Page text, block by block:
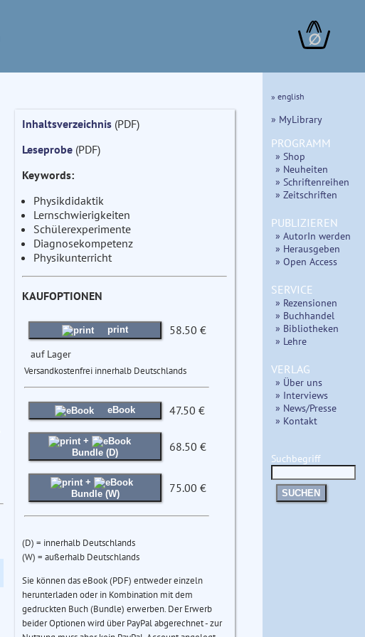
∅
Inhaltsverzeichnis(PDF)
Leseprobe(PDF)
Keywords:
Physikdidaktik
Lernschwierigkeiten
Schülerexperimente
Diagnosekompetenz
Physikunterricht
KAUFOPTIONEN
print 58.50 €
auf Lager
Versandkostenfrei innerhalb Deutschlands
eBook 47.50 €
+
Bundle (D)
68.50 €
+
Bundle (W)
75.00 €
(D) = innerhalb Deutschlands
(W) = außerhalb Deutschlands
Sie können das eBook (PDF) entweder einzeln
herunterladen oder in Kombination mit dem
gedruckten Buch (Bundle) erwerben. Der Erwerb
beider Optionen wird über PayPal abgerechnet - zur
» english
» MyLibrary
PROGRAMM
» Shop
» Neuheiten
» Schriftenreihen
» Zeitschriften
PUBLIZIEREN
» AutorIn werden
» Herausgeben
» Open Access
SERVICE
» Rezensionen
» Buchhandel
» Bibliotheken
» Lehre
VERLAG
» Über uns
» Interviews
» News/Presse
» Kontakt
Suchbegriff
SUCHEN